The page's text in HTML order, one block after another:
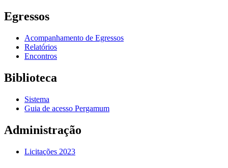
Egressos
Acompanhamento de Egressos
Relatórios
Encontros
Biblioteca
Sistema
Guia de acesso Pergamum
Administração
Licitações 2023